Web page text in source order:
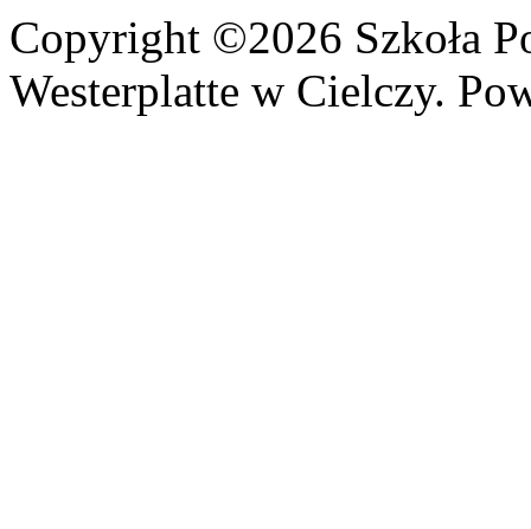
Copyright ©2026 Szkoła
Westerplatte w Cielczy.